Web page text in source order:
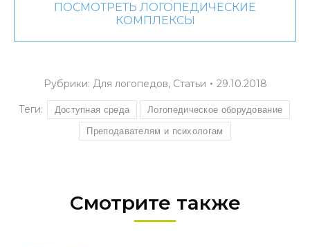
ПОСМОТРЕТЬ ЛОГОПЕДИЧЕСКИЕ
КОМПЛЕКСЫ
Рубрики: Для логопедов, Статьи 29.10.2018
Теги: Доступная среда Логопедическое оборудование
Преподавателям и психологам
Смотрите также